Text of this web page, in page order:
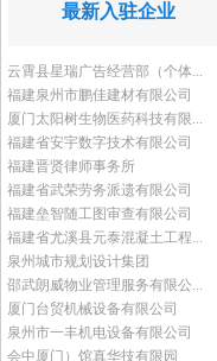
最新入驻企业
云霄县星瑞广告经营部（个体...
福建泉州市鹏佳建材有限公司
厦门太阳树生物医药科技有限...
福建省安宇数字技术有限公司
福建晋贤律师事务所
福建省武荣劳务派遗有限公司
福建垒智随工图审查有限公司
福建省尤溪县元泰混凝土工程...
泉州城市规划设计集团
邵武朗威物业管理服务有限公...
厦门台贸机械设备有限公司
泉州市一丰机电设备有限公司
会中厦门）馆真华技有限园